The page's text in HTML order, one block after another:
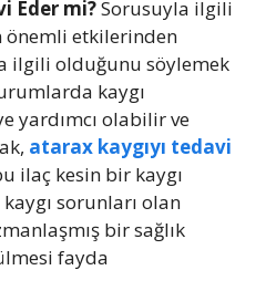
Eder mi?Sorusuyla ilgili
önemli etkilerinden
ilgili olduğunu söylemek
kaygı
yardımcı olabilir ve
atarax kaygıyı tedavi
ilaç kesin bir kaygı
sorunları olan
bir sağlık
fayda